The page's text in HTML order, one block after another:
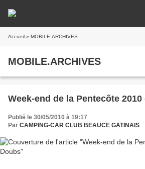
Accueil » MOBILE.ARCHIVES
MOBILE.ARCHIVES
Week-end de la Pentecôte
Publié le 30/05/2010 à 19:17
Par CAMPING-CAR CLUB BEAUCE GATINAIS